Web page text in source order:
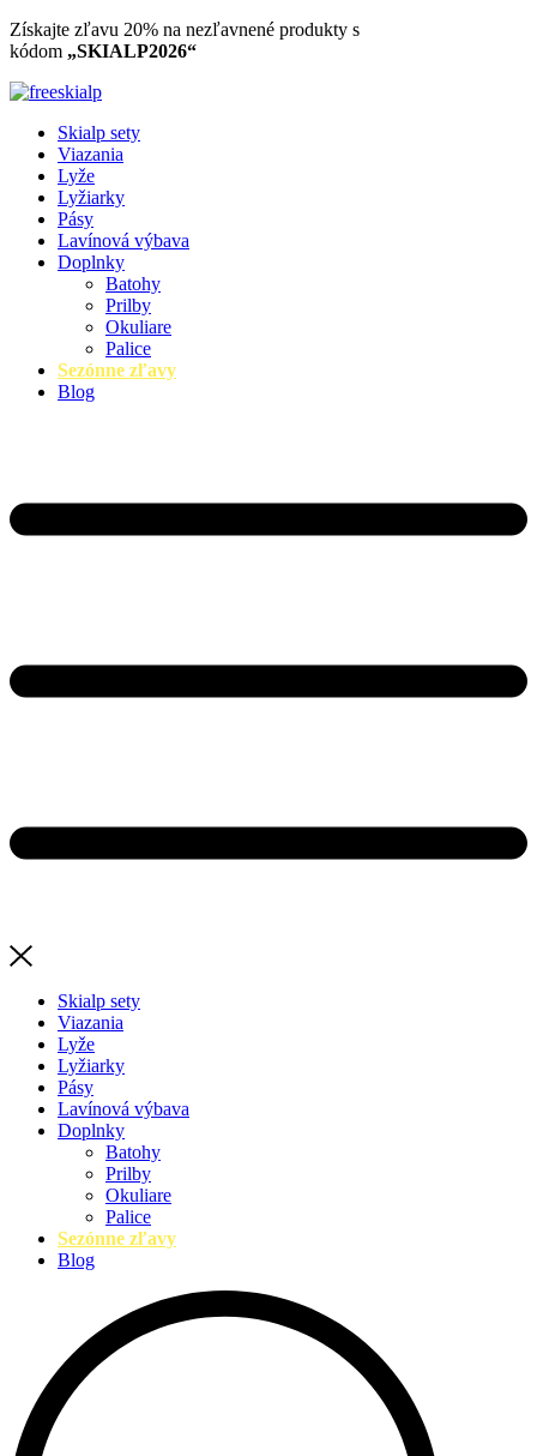
Preskočiť
na
Získajte zľavu 20% na nezľavnené produkty​ s
kódom „SKIALP2026“
Skialp sety
Viazania
Lyže
Lyžiarky
Pásy
Lavínová výbava
Doplnky
Batohy
Prilby
Okuliare
Palice
Sezónne zľavy
Blog
Skialp sety
Viazania
Lyže
Lyžiarky
Pásy
Lavínová výbava
Doplnky
Batohy
Prilby
Okuliare
Palice
Sezónne zľavy
Blog